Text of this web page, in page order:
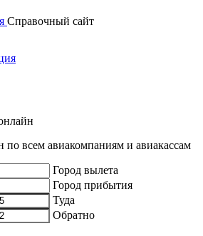
Справочный сайт
по всем авиакомпаниям и авиакассам
Город вылета
Город прибытия
Туда
Обратно